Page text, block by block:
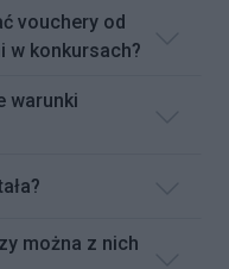
vouchery od
w konkursach?
warunki
można z nich